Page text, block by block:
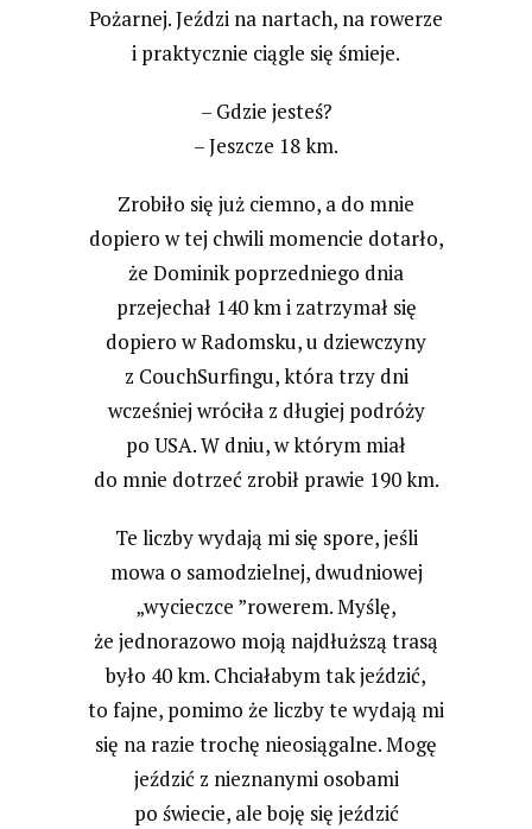
Pożarnej. Jeździ na nartach, na rowerze
i praktycznie ciągle się śmieje.
– Gdzie jesteś?
– Jeszcze 18 km.
Zrobiło się już ciemno, a do mnie
dopiero w tej chwili momencie dotarło,
że Dominik poprzedniego dnia
przejechał 140 km i zatrzymał się
dopiero w Radomsku, u dziewczyny
z CouchSurfingu, która trzy dni
wcześniej wróciła z długiej podróży
po USA. W dniu, w którym miał
do mnie dotrzeć zrobił prawie 190 km.
Te liczby wydają mi się spore, jeśli
mowa o samodzielnej, dwudniowej
„wycieczce ”rowerem. Myślę,
że jednorazowo moją najdłuższą trasą
było 40 km. Chciałabym tak jeździć,
to fajne, pomimo że liczby te wydają mi
się na razie trochę nieosiągalne. Mogę
jeździć z nieznanymi osobami
po świecie, ale boję się jeździć